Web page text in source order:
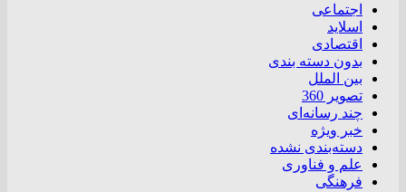
اجتماعی
اسلاید
اقتصادی
بدون دسته بندی
بین الملل
تصویر 360
چند رسانه‌ای
خبر ویژه
دسته‌بندی نشده
علم و فناوری
فرهنگی